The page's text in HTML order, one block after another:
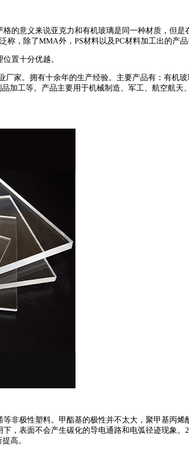
的意义来说亚克力和有机玻璃是同一种材质，但是
，除了MMA外，PS材料以及PC材料加工出的产品
置十分优越。
家。拥有十余年的生产经验。主要产品有：有机
加工等。产品主要用于机械制造、军工、航空航天
非极性塑料。甲酯基的极性并不太大，聚甲基丙烯
，表面不会产生碳化的导电通路和电弧径迹现象。
高。